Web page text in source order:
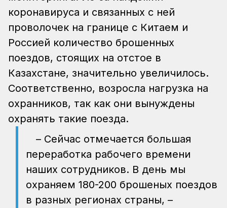
коронавируса и связанных с ней
проволочек на границе с Китаем и
Россией количество брошенных
поездов, стоящих на отстое в
Казахстане, значительно увеличилось.
Соответственно, возросла нагрузка на
охранников, так как они вынуждены
охранять такие поезда.
– Сейчас отмечается большая
переработка рабочего времени
наших сотрудников. В день мы
охраняем 180-200 брошеных поездов
в разных регионах страны, –